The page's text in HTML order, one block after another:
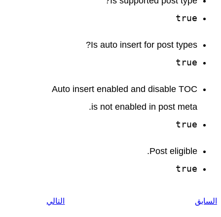
true
Is auto insert for post types?
true
Auto insert enabled and disable TOC
is not enabled in post meta.
true
Post eligible.
true
السابق التالي